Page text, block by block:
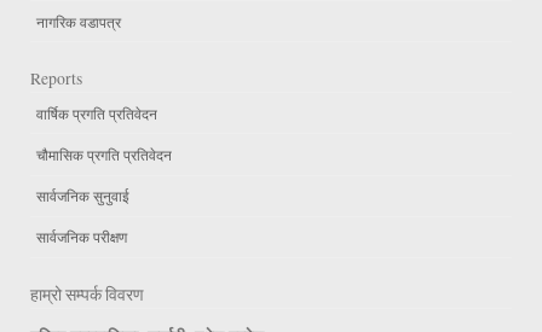
नागरिक वडापत्र
Reports
वार्षिक प्रगति प्रतिवेदन
चौमासिक प्रगति प्रतिवेदन
सार्वजनिक सुनुवाई
सार्वजनिक परीक्षण
हाम्रो सम्पर्क विवरण